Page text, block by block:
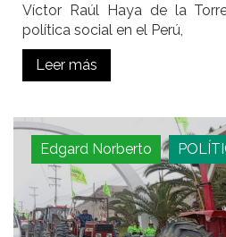
Víctor Raúl Haya de la
política social en el Perú,
Leer más
Edgard Norberto